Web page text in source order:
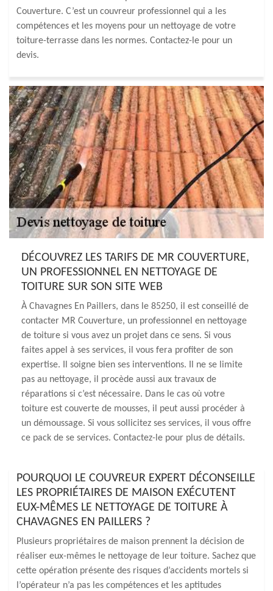
Couverture. C’est un couvreur professionnel qui a les
compétences et les moyens pour un nettoyage de votre
toiture-terrasse dans les normes. Contactez-le pour un
devis.
DÉCOUVREZ LES TARIFS DE MR COUVERTURE,
UN PROFESSIONNEL EN NETTOYAGE DE
TOITURE SUR SON SITE WEB
À Chavagnes En Paillers, dans le 85250, il est conseillé de
contacter MR Couverture, un professionnel en nettoyage
de toiture si vous avez un projet dans ce sens. Si vous
faites appel à ses services, il vous fera profiter de son
expertise. Il soigne bien ses interventions. Il ne se limite
pas au nettoyage, il procède aussi aux travaux de
réparations si c’est nécessaire. Dans le cas où votre
toiture est couverte de mousses, il peut aussi procéder à
un démoussage. Si vous sollicitez ses services, il vous offre
ce pack de se services. Contactez-le pour plus de détails.
POURQUOI LE COUVREUR EXPERT DÉCONSEILLE
LES PROPRIÉTAIRES DE MAISON EXÉCUTENT
EUX-MÊMES LE NETTOYAGE DE TOITURE À
CHAVAGNES EN PAILLERS ?
Plusieurs propriétaires de maison prennent la décision de
réaliser eux-mêmes le nettoyage de leur toiture. Sachez que
cette opération présente des risques d’accidents mortels si
l’opérateur n’a pas les compétences et les aptitudes